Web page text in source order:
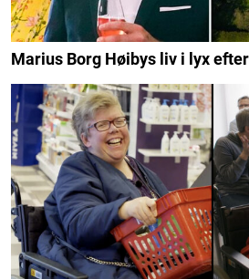
Marius Borg Høibys liv i lyx